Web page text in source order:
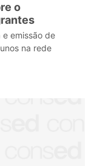
o
emissão de
na rede